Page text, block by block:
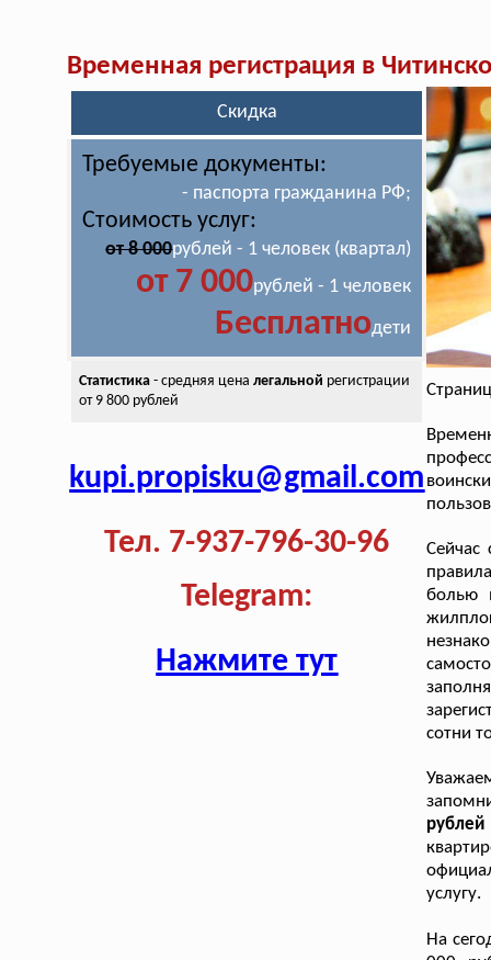
Временная регистрация в
Скидка
Требуемые документы:
- паспорта гражданина РФ;
Стоимость услуг:
от 8 000рублей - 1 человек (квартал)
от 7 000рублей - 1 человек
Бесплатнодети
Статистика- средняя цена легальной регистрации
от 9 800 рублей
kupi.propisku@gmail.com
Тел. 7-937-796-30-96
Telegram:
Нажмите тут
Сейчас
болью
сотни
услугу.
На